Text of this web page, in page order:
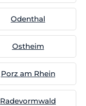
Odenthal
Ostheim
Porz am Rhein
Radevormwald